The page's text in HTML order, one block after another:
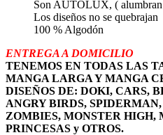
Son AUTOLUX, ( alumbran
Los diseños no se quebrajan
100 % Algodón
ENTREGA A DOMICILIO
TENEMOS EN TODAS LAS
MANGA LARGA Y MANGA
DISEÑOS DE: DOKI, CARS,
ANGRY BIRDS,
ZOMBIES, MONSTER
PRINCESAS y OTROS.